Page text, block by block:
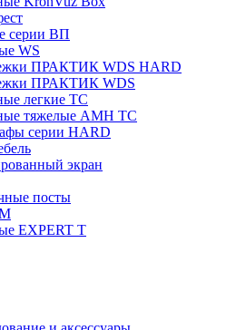
серии ВП
WS
ПРАКТИК WDS HARD
ПРАКТИК WDS
легкие ТС
тяжелые AMH TC
серии HARD
экран
посты
EXPERT T